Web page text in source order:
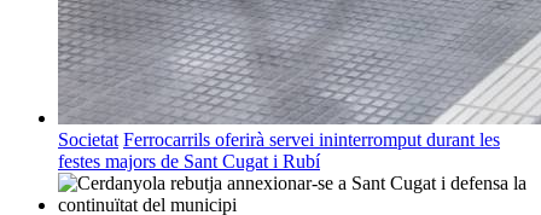
Societat Ferrocarrils oferirà servei ininterromput durant les
festes majors de Sant Cugat i Rubí